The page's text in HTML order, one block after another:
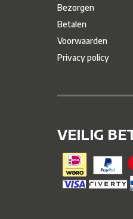
Bezorgen
Betalen
Voorwaarden
Privacy policy
VEILIG